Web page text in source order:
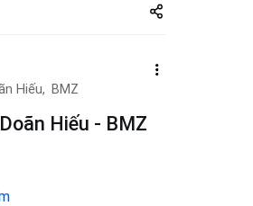
Share
zuto.vn
Hiếu, BMZ
Hiếu - BMZ